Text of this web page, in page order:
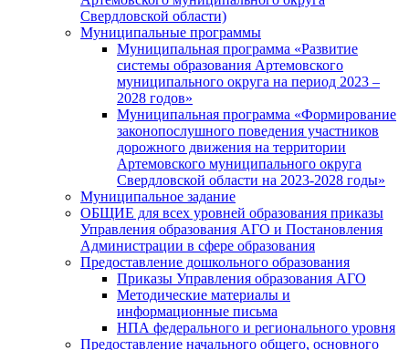
Свердловской области)
Муниципальные программы
Муниципальная программа «Развитие
системы образования Артемовского
муниципального округа на период 2023 –
2028 годов»
Муниципальная программа «Формирование
законопослушного поведения участников
дорожного движения на территории
Артемовского муниципального округа
Свердловской области на 2023-2028 годы»
Муниципальное задание
ОБЩИЕ для всех уровней образования приказы
Управления образования АГО и Постановления
Администрации в сфере образования
Предоставление дошкольного образования
Приказы Управления образования АГО
Методические материалы и
информационные письма
НПА федерального и регионального уровня
Предоставление начального общего, основного